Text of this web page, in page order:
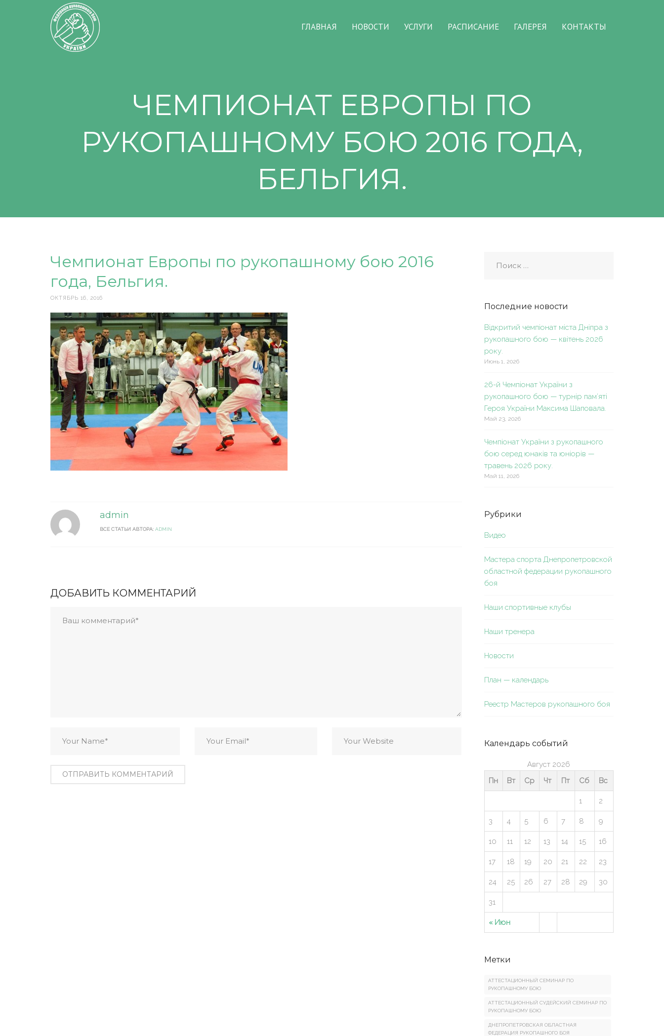
ГЛАВНАЯ НОВОСТИ УСЛУГИ РАСПИСАНИЕ ГАЛЕРЕЯ КОНТАКТЫ
ЧЕМПИОНАТ ЕВРОПЫ ПО
РУКОПАШНОМУ БОЮ 2016 ГОДА,
БЕЛЬГИЯ.
Чемпионат Европы по рукопашному бою 2016
года, Бельгия.
ОКТЯБРЬ 16, 2016
admin
ВСЕ СТАТЬИ АВТОРА: ADMIN
ДОБАВИТЬ КОММЕНТАРИЙ
Последние новости
Відкритий чемпіонат міста Дніпра з
рукопашного бою — квітень 2026
року.
Июнь 1, 2026
26-й Чемпіонат України з
рукопашного бою — турнір пам’яті
Героя України Максима Шаповала.
Май 23, 2026
Чемпіонат України з рукопашного
бою серед юнаків та юніорів —
травень 2026 року.
Май 11, 2026
Рубрики
Видео
Мастера спорта Днепропетровской
областной федерации рукопашного
боя
Наши спортивные клубы
Наши тренера
Новости
План — календарь
Реестр Мастеров рукопашного боя
Календарь событий
Август 2026
Пн
Вт Ср Чт Пт Сб Вс
« Июн
1 2
3 4 5 6 7 8 9
10 11 12 13 14 15 16
17 18 19 20 21 22 23
24 25 26 27 28 29 30
31
Метки
АТТЕСТАЦИОННЫЙ СЕМИНАР ПО
РУКОПАШНОМУ БОЮ
АТТЕСТАЦИОННЫЙ СУДЕЙСКИЙ СЕМИНАР ПО
РУКОПАШНОМУ БОЮ
ДНЕПРОПЕТРОВСКАЯ ОБЛАСТНАЯ
ФЕДЕРАЦИЯ РУКОПАШНОГО БОЯ